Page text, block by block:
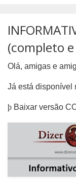
(completo
Olá, amigas e
Já está disponível
þ Baixar versão